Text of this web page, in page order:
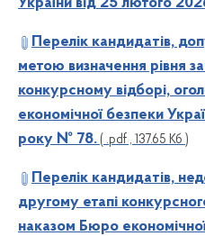
Перелік кандидатів,
метою визначення рівня
конкурсному відборі,
економічної безпеки
року № 78. ( .pdf , 137.65 Кб )
Перелік кандидатів,
другому етапі
наказом Бюро